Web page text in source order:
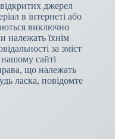
джерел
в інтернеті або
виключно
належать їхнім
за зміст
сайті
що належать
ласка, повідомте